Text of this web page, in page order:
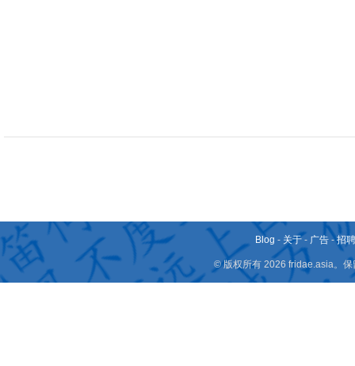
Blog - 关于 - 广告 -招
© 版权所有 2026 fridae.asia。